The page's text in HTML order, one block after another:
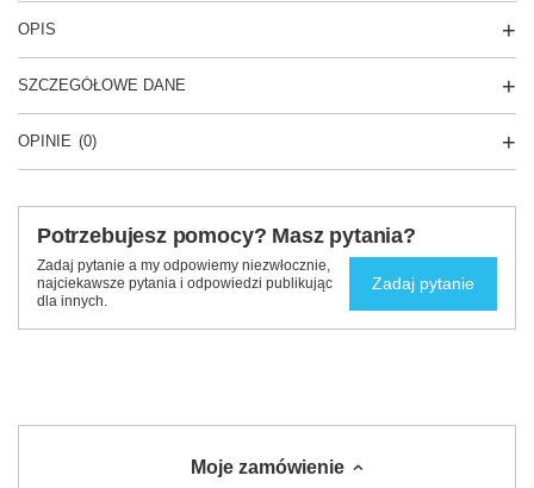
OPIS
SZCZEGÓŁOWE DANE
OPINIE (0)
Potrzebujesz pomocy? Masz pytania?
Zadaj pytanie a my odpowiemy niezwłocznie,
najciekawsze pytania i odpowiedzi publikując
dla innych.
Zadaj pytanie
Moje zamówienie